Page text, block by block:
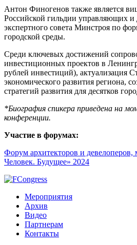
Антон Финогенов также является
Российской гильдии управляющих и
экспертного совета Минстроя по
городской среды.
Среди ключевых достижений
инвестиционных проектов в
рублей инвестиций), актуализация
экономического развития региона,
стратегий развития для десятков
*Биография спикера приведена на
конференции.
Участие в форумах:
Форум архитекторов и
Человек. Будущее» 2024
Мероприятия
Архив
Видео
Партнерам
Контакты